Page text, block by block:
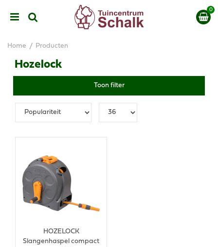
Home Producten
Hozelock
Toon filter
HOZELOCK
Slangenhaspel compact